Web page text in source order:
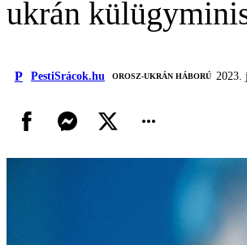
ukrán
P PestiSrácok.hu ‎ OROSZ-UKRÁN HÁBORÚ 2023.